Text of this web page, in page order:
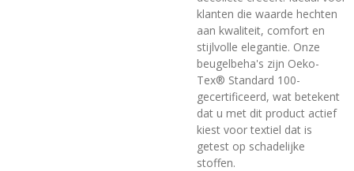
klanten die waarde hechten
aan kwaliteit, comfort en
stijlvolle elegantie. Onze
beugelbeha's zijn Oeko-
Tex® Standard 100-
gecertificeerd, wat betekent
dat u met dit product actief
kiest voor textiel dat is
getest op schadelijke
stoffen.